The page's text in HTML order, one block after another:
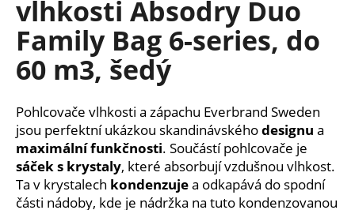
z
5
hvězdiček.
vlhkosti Absodry Duo
Family Bag 6-series, do
60 m3, šedý
Pohlcovače vlhkosti a zápachu Everbrand Sweden
jsou perfektní ukázkou skandinávskéhodesignu a
maximální funkčnosti. Součástí pohlcovače je
sáček s krystaly, které absorbují vzdušnou vlhkost.
Ta v krystalech kondenzujea odkapává do spodní
části nádoby, kde je nádržka na tuto kondenzovanou
D
o
p
o
r
u
č
u